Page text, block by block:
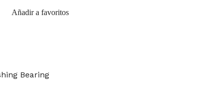
Añadir a favoritos
Bearing